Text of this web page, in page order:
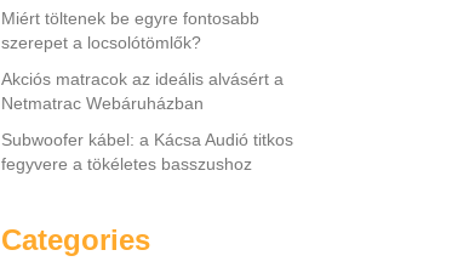
Miért töltenek be egyre fontosabb
szerepet a locsolótömlők?
Akciós matracok az ideális alvásért a
Netmatrac Webáruházban
Subwoofer kábel: a Kácsa Audió titkos
fegyvere a tökéletes basszushoz
Categories